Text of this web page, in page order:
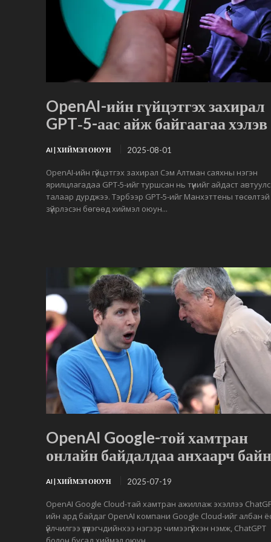
OpenAI-ийн гүйцэтгэх захирал
GPT‑5-аас айж байгаагаа хэлэв
AI | ХИЙМЭЛ ОЮУН 2025-08-01
OpenAI-ийн гүйцэтгэх захирал Сэм Алтман саяхны нэгэн
ярилцлагадаа GPT‑5-ийг туршсан нь түүнийг айдаст
талаар дурджээ. Тэрбээр GPT‑5-ийг Манхэттены төсөлтэй
зүйрлэсэн бөгөөд хиймэл оюун...
OpenAI Google-той хамтран
онлайн байдалдаа анхаарч
AI | ХИЙМЭЛ ОЮУН 2025-07-19
OpenAI Google Cloud-тай хамтран ажиллаж эхэллээ
ийн ард байдаг OpenAI компани Google Cloud-ийг албан
үйлчилгээ үзүүлэгчдийнхээ нэгээр чимээгүйхэн нэмж, ChatGPT